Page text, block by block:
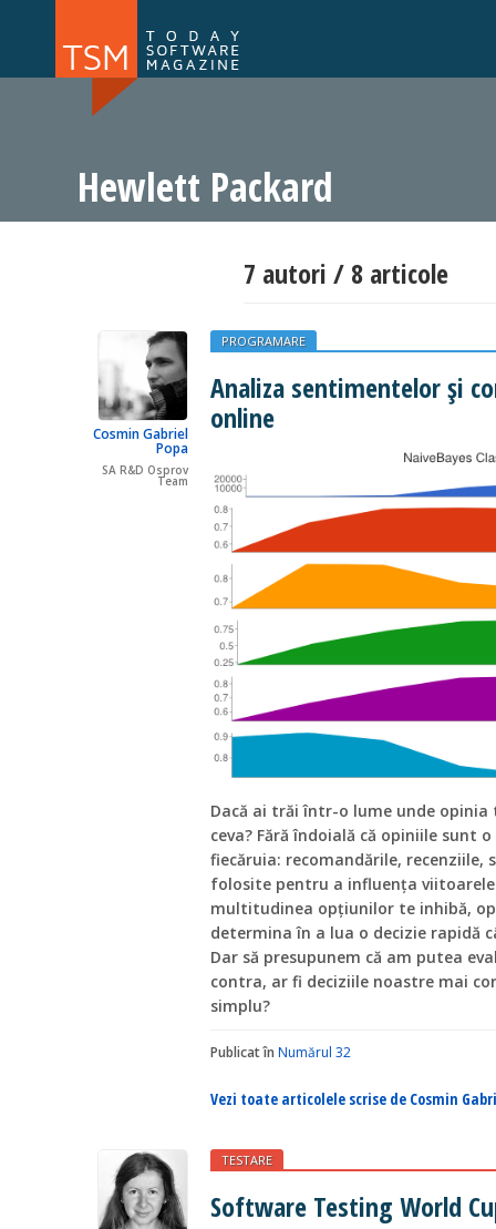
NOU
Hewlett Packard
7 autori / 8 articole
Cosmin Gabriel
Popa
SA R&D Osprov
Team
PROGRAMARE
Analiza sentimentelor şi
online
Dacă ai trăi într-o lume unde opinia
ceva? Fără îndoială că opiniile sunt
fiecăruia: recomandările,
folosite pentru a influența
multitudinea opțiunilor te inhibă,
determina în a lua o decizie rapidă
Dar să presupunem că am putea
contra, ar fi deciziile noastre mai
simplu?
Publicat în Numărul 32
Vezi toate articolele scrise de Cosmin
TESTARE
Software Testing World